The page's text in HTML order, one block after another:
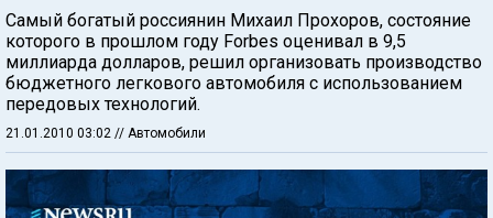
Самый богатый россиянин Михаил Прохоров, состояние
которого в прошлом году Forbes оценивал в 9,5
миллиарда долларов, решил организовать производство
бюджетного легкового автомобиля с использованием
передовых технологий.
21.01.2010 03:02 // Автомобили